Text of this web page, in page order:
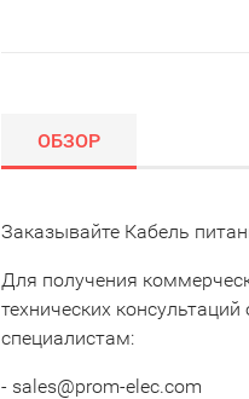
ОБЗОР
Заказывайте Кабель
Для получения
технических
специалистам:
- sales@prom-elec.com